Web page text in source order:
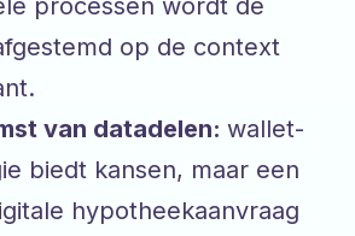
processen wordt de
op de context
van datadelen: wallet-
biedt kansen, maar een
hypotheekaanvraag